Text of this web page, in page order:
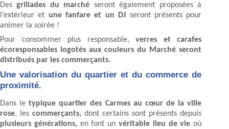
Desgrillades du marché seront également proposées à
l’extérieur et une fanfare et un DJ seront présents pour
animer la soirée !
Pour consommer plus responsable,verres et carafes
écoresponsables logotés aux couleurs du Marché seront
distribués par les commerçants.
Une valorisation du quartier et du commerce de
proximité.
Dans letypique quartier des Carmes au cœur de la ville
rose, lescommerçants,dont certains sont présents depuis
plusieurs générations, en font unvéritable lieu de vieoù